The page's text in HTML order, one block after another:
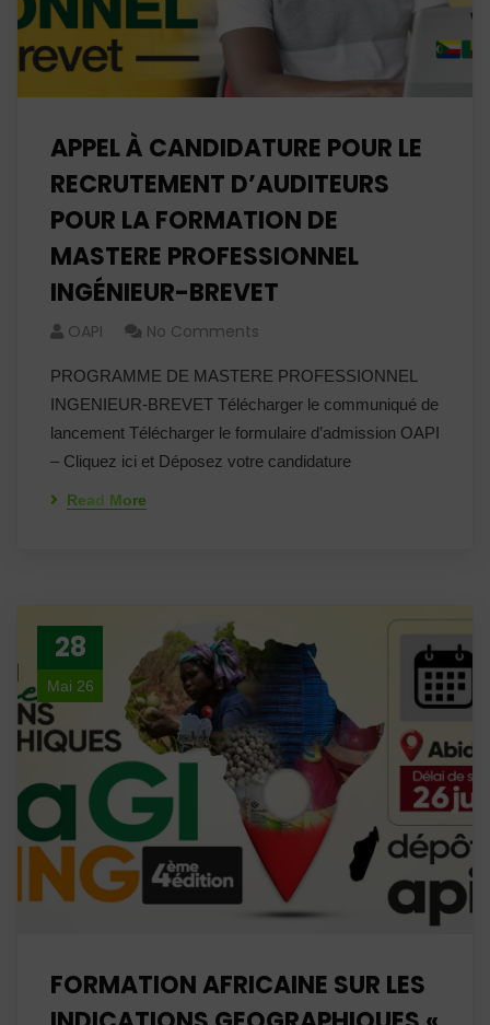
APPEL À CANDIDATURE POUR LE
RECRUTEMENT D’AUDITEURS
POUR LA FORMATION DE
MASTERE PROFESSIONNEL
INGÉNIEUR-BREVET
OAPI No Comments
PROGRAMME DE MASTERE PROFESSIONNEL
INGENIEUR-BREVET Télécharger le communiqué de
lancement Télécharger le formulaire d’admission OAPI
– Cliquez ici et Déposez votre candidature
Read More
28
Mai 26
FORMATION AFRICAINE SUR LES